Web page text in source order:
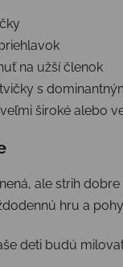
na užší členok
s
široké alebo
ale strih dobre
hru a
deti budú